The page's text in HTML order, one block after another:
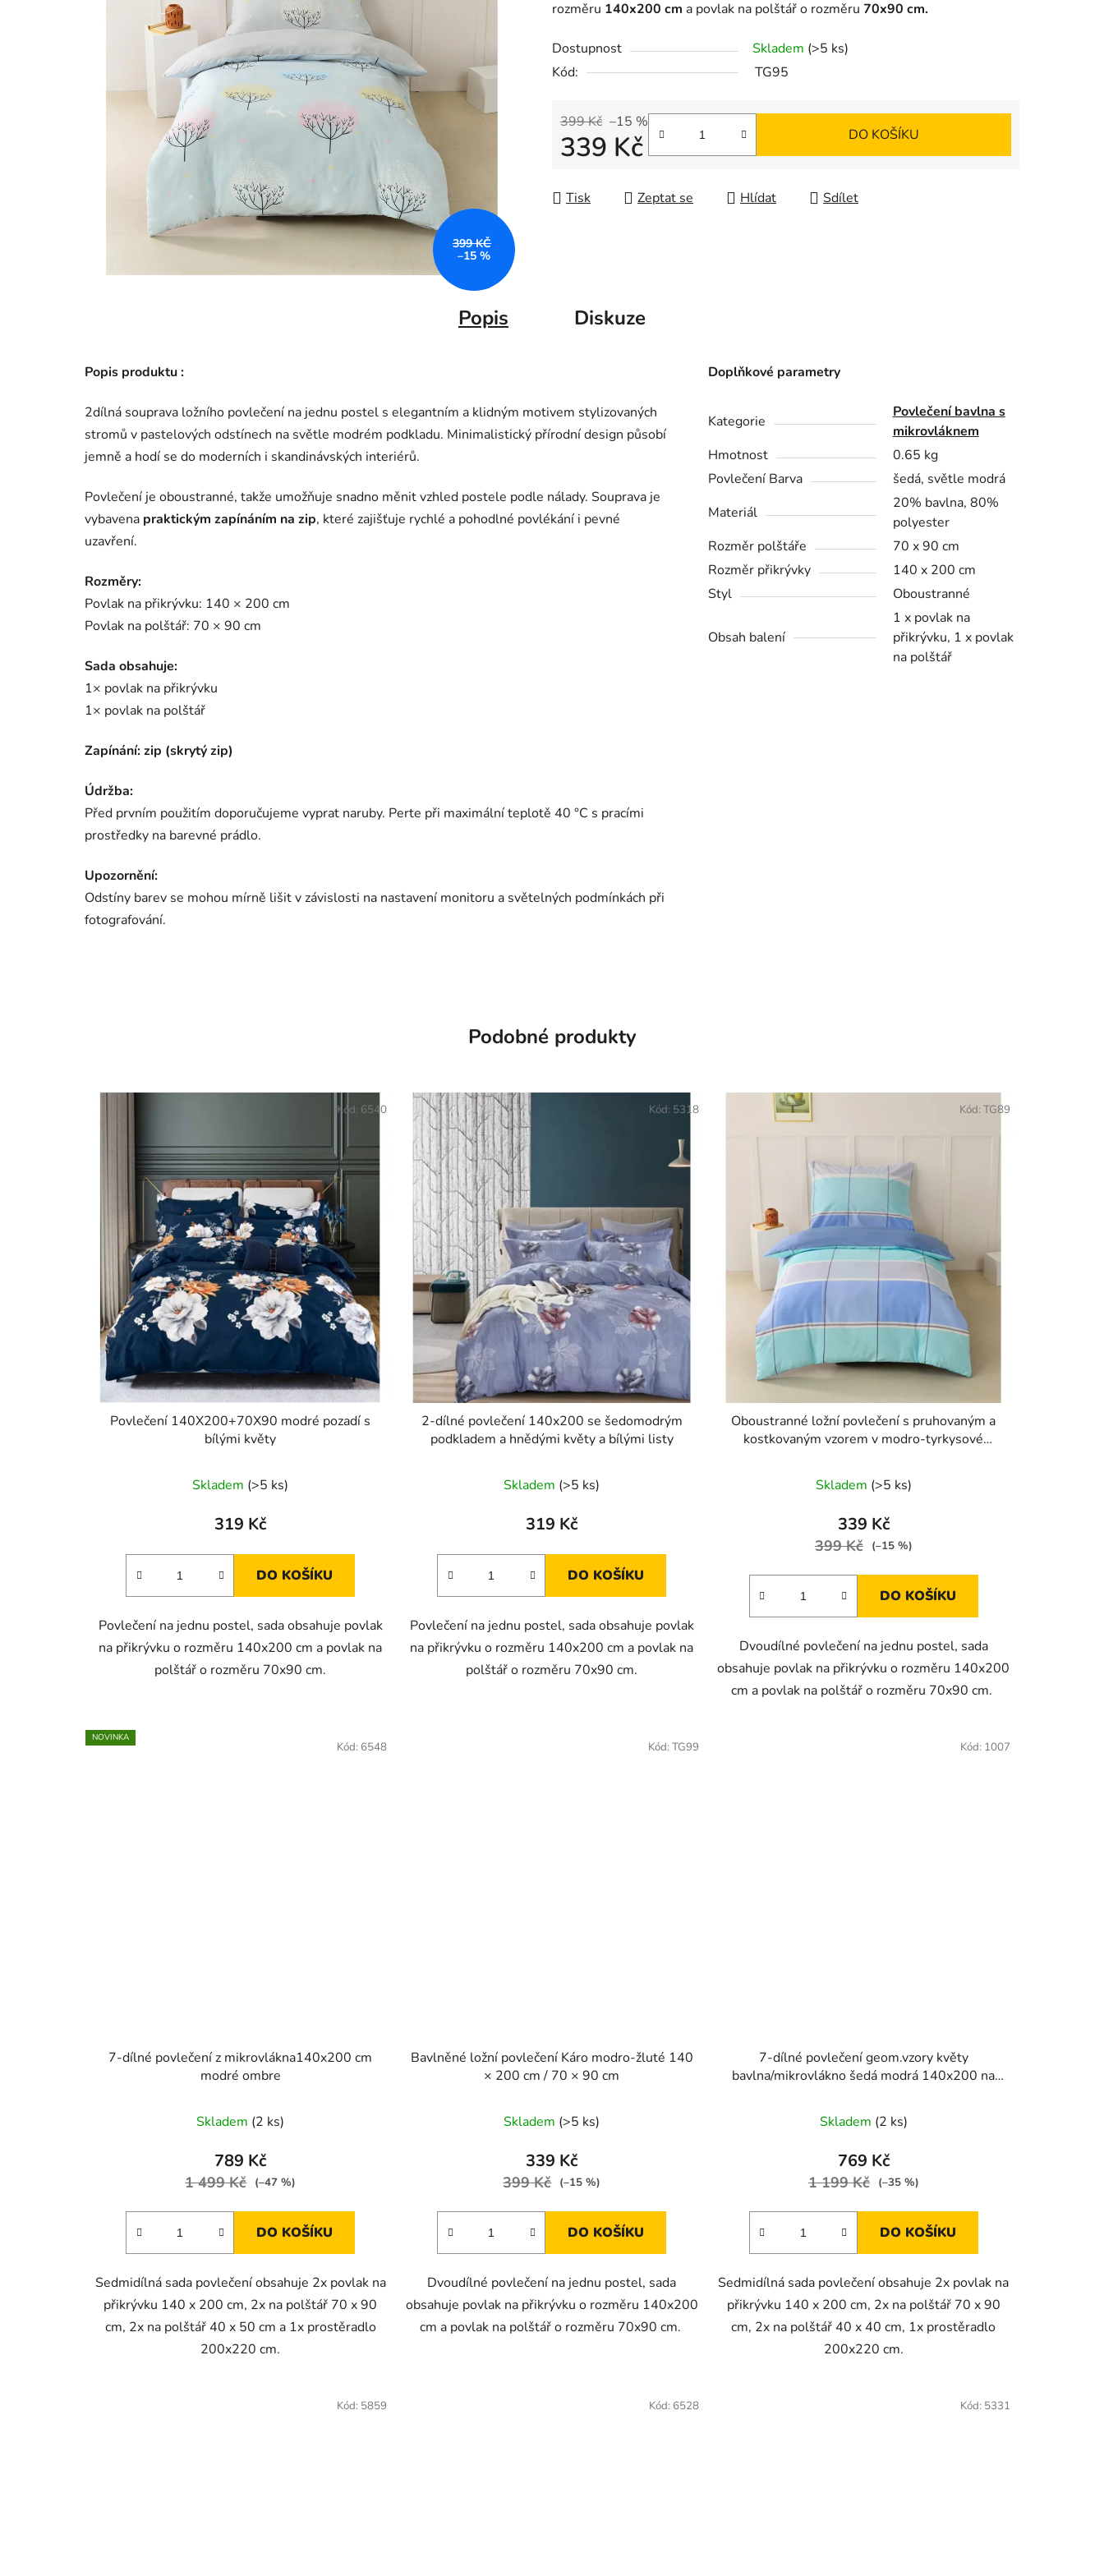
rozměru 140x200 cm a povlak na polštářo rozměru 70x90 cm.
Dostupnost Skladem (>5 ks)
Kód:
TG95
399 Kč –15 %
339 Kč DO KOŠÍKU
Tisk Zeptat se Hlídat Sdílet
399 KČ
–15 %
Popis Diskuze
Popis produktu :
2dílná souprava ložního povlečení na jednu postel s elegantním a klidným motivem stylizovaných
stromů v pastelových odstínech na světle modrém podkladu. Minimalistický přírodní design působí
jemně a hodí se do moderních i skandinávských interiérů.
Povlečení je oboustranné, takže umožňuje snadno měnit vzhled postele podle nálady. Souprava je
vybavena praktickým zapínáním na zip, které zajišťuje rychlé a pohodlné povlékání i pevné
uzavření.
Rozměry:
Povlak na přikrývku: 140 × 200 cm
Povlak na polštář: 70 × 90 cm
Sada obsahuje:
1× povlak na přikrývku
1× povlak na polštář
Zapínání:zip (skrytý zip)
Údržba:
Před prvním použitím doporučujeme vyprat naruby. Perte při maximální teplotě 40 °C s pracími
prostředky na barevné prádlo.
Upozornění:
Odstíny barev se mohou mírně lišit v závislosti na nastavení monitoru a světelných podmínkách při
fotografování.
Doplňkové parametry
Kategorie
Povlečení bavlna s
mikrovláknem
Hmotnost
0.65 kg
Povlečení Barva
šedá, světle modrá
Materiál
20% bavlna, 80%
polyester
Rozměr polštáře
70 x 90 cm
Rozměr přikrývky
140 x 200 cm
Styl
Oboustranné
Obsah balení
1 x povlak na
přikrývku, 1 x povlak
na polštář
Podobné produkty
Povlečení 140X200+70X90 modré pozadí s
bílými květy
Skladem (>5 ks)
319 Kč
DO KOŠÍKU
Povlečení na jednu postel, sada obsahuje povlak
na přikrývku o rozměru 140x200 cm a povlak na
polštář o rozměru 70x90 cm.
Kód: 6540
2-dílné povlečení 140x200 se šedomodrým
podkladem a hnědými květy a bílými listy
Skladem (>5 ks)
319 Kč
DO KOŠÍKU
Povlečení na jednu postel, sada obsahuje povlak
na přikrývku o rozměru 140x200 cm a povlak na
polštář o rozměru 70x90 cm.
Kód: 5318
Oboustranné ložní povlečení s pruhovaným a
kostkovaným vzorem v modro-tyrkysové
Skladem (>5 ks)
339 Kč
399 Kč (–15 %)
DO KOŠÍKU
Dvoudílné povlečení na jednu postel, sada
obsahuje povlak na přikrývku o rozměru 140x200
cm a povlak na polštář o rozměru 70x90 cm.
Kód: TG89
NOVINKA
7-dílné povlečení z mikrovlákna140x200 cm
modré ombre
Skladem (2 ks)
789 Kč
1 499 Kč (–47 %)
DO KOŠÍKU
Sedmidílná sada povlečení obsahuje 2x povlak na
přikrývku 140 x 200 cm, 2x na polštář 70 x 90
cm, 2x na polštář 40 x 50 cm a 1x prostěradlo
200x220 cm.
Kód: 6548
Bavlněné ložní povlečení Káro modro-žluté 140
× 200 cm / 70 × 90 cm
Skladem (>5 ks)
339 Kč
399 Kč (–15 %)
DO KOŠÍKU
Dvoudílné povlečení na jednu postel, sada
obsahuje povlak na přikrývku o rozměru 140x200
cm a povlak na polštář o rozměru 70x90 cm.
Kód: TG99
7-dílné povlečení geom.vzory květy
bavlna/mikrovlákno šedá modrá 140x200 na
Skladem (2 ks)
769 Kč
1 199 Kč (–35 %)
DO KOŠÍKU
Sedmidílná sada povlečení obsahuje 2x povlak na
přikrývku 140 x 200 cm, 2x na polštář 70 x 90
cm, 2x na polštář 40 x 40 cm, 1x prostěradlo
200x220 cm.
Kód: 1007
Kód: 5859 Kód: 6528 Kód: 5331